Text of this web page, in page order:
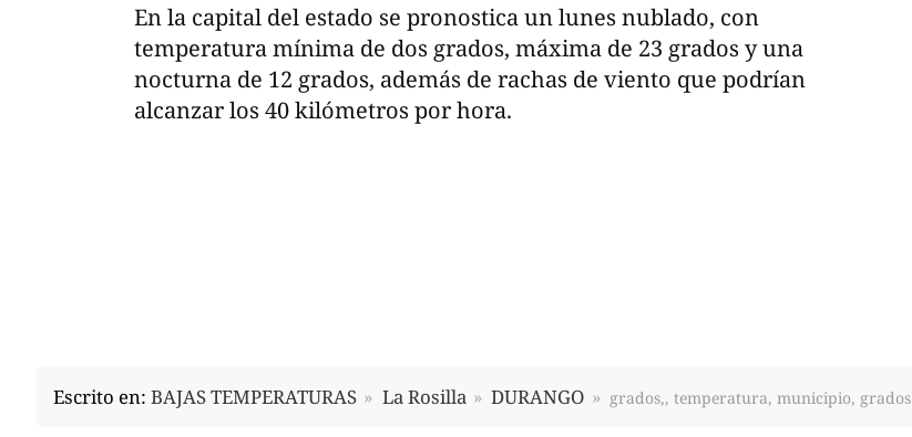
En la capital del estado se pronostica un lunes nublado, con
temperatura mínima de dos grados, máxima de 23 grados y una
nocturna de 12 grados, además de rachas de viento que podrían
alcanzar los 40 kilómetros por hora.
Escrito en: BAJAS TEMPERATURAS La Rosilla DURANGO grados,, temperatura, municipio, grados